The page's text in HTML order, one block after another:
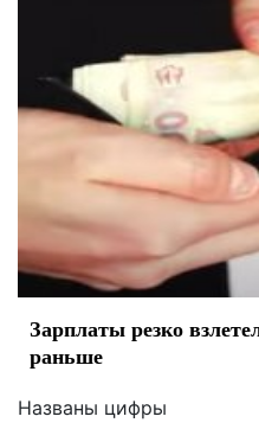
Зарплаты резко
раньше
Названы цифры